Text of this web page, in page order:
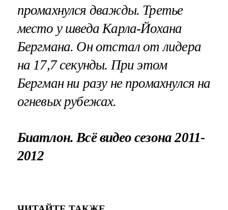
промахнулся дважды. Третье
место у шведа Карла-Йохана
Бергмана. Он отстал от лидера
на 17,7 секунды. При этом
Бергман ни разу не промахнулся на
огневых рубежах.
Биатлон. Всё видео сезона 2011-
2012